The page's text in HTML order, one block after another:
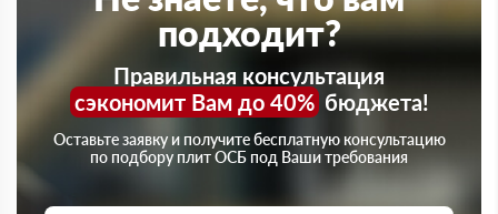
подходит?
Правильная консультация
сэкономит Вам до 40%бюджета!
Оставьте заявку и получите бесплатную консультацию
по подбору плит ОСБ под Ваши требования